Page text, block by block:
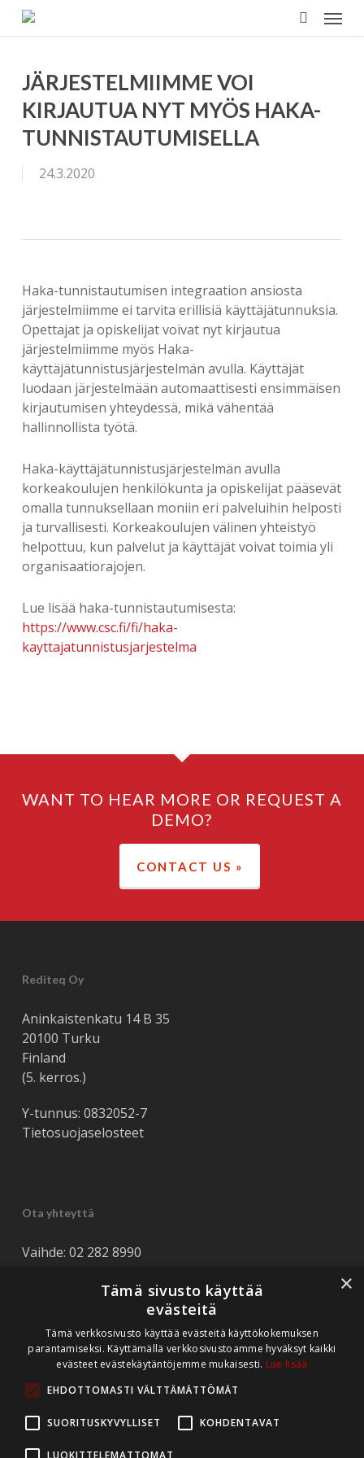
Skip
content
Menu
JÄRJESTELMIIMME VOI
KIRJAUTUA NYT MYÖS HAKA-
TUNNISTAUTUMISELLA
24.3.2020
Haka-tunnistautumisen integraation ansiosta
järjestelmiimme ei tarvita erillisiä käyttäjätunnuksia.
Opettajat ja opiskelijat voivat nyt kirjautua
järjestelmiimme myös Haka-
käyttäjätunnistusjärjestelmän avulla. Käyttäjät
luodaan järjestelmään automaattisesti ensimmäisen
kirjautumisen yhteydessä, mikä vähentää
hallinnollista työtä.
Haka-käyttäjätunnistusjärjestelmän avulla
korkeakoulujen henkilökunta ja opiskelijat pääsevät
omalla tunnuksellaan moniin eri palveluihin helposti
ja turvallisesti. Korkeakoulujen välinen yhteistyö
helpottuu, kun palvelut ja käyttäjät voivat toimia yli
organisaatiorajojen.
Lue lisää haka-tunnistautumisesta:
https://www.csc.fi/fi/haka-
kayttajatunnistusjarjestelma
WANT TO HEAR MORE OR REQUEST A
DEMO?
CONTACT US »
Rediteq Oy
Aninkaistenkatu 14 B 35
20100 Turku
Finland
(5. kerros.)
Y-tunnus: 0832052-7
Tietosuojaselosteet
Ota yhteyttä
Vaihde: 02 282 8990
Tarjouspyynnöt: myynti(at)rediteq.fi
Tukipyynnöt: tuki(at)rediteq.fi
×
Tämä sivusto käyttää
evästeitä
Tämä verkkosivusto käyttää evästeitä käyttökokemuksen
parantamiseksi. Käyttämällä verkkosivustoamme hyväksyt kaikki
evästeet evästekäytäntöjemme mukaisesti. Lue lisää
EHDOTTOMASTI VÄLTTÄMÄTTÖMÄT
SUORITUSKYVYLLISET KOHDENTAVAT
LUOKITTELEMATTOMAT